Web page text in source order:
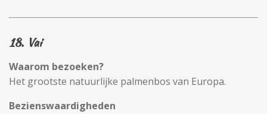
18. Vai
Waarom bezoeken?
Het grootste natuurlijke palmenbos van Europa.
Bezienswaardigheden